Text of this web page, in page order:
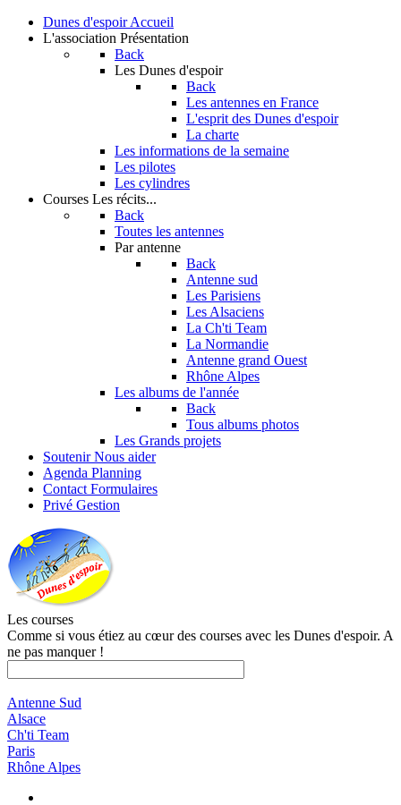
Dunes d'espoir Accueil
L'association Présentation
Back
Les Dunes d'espoir
Back
Les antennes en France
L'esprit des Dunes d'espoir
La charte
Les informations de la semaine
Les pilotes
Les cylindres
Courses Les récits...
Back
Toutes les antennes
Par antenne
Back
Antenne sud
Les Parisiens
Les Alsaciens
La Ch'ti Team
La Normandie
Antenne grand Ouest
Rhône Alpes
Les albums de l'année
Back
Tous albums photos
Les Grands projets
Soutenir Nous aider
Agenda Planning
Contact Formulaires
Privé Gestion
Les courses
Comme si vous étiez au cœur des courses avec les Dunes d'espoir. A
ne pas manquer !
Antenne Sud
Alsace
Ch'ti Team
Paris
Rhône Alpes